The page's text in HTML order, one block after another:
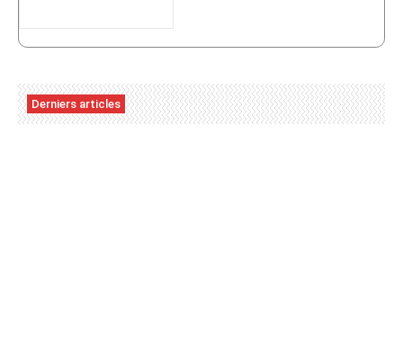
Derniers articles